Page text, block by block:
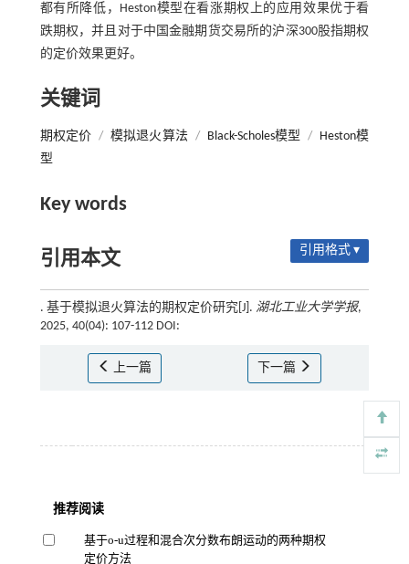
都有所降低，Heston模型在看涨期权上的应用效果优于看
跌期权，并且对于中国金融期货交易所的沪深300股指期权
的定价效果更好。
关键词
期权定价 / 模拟退火算法 / Black-Scholes模型 /
Heston模
型
Key words
引用本文 引用格式 ▾
. 基于模拟退火算法的期权定价研究[J]. 湖北工业大学学报,
2025, 40(04): 107-112 DOI:
上一篇 下一篇